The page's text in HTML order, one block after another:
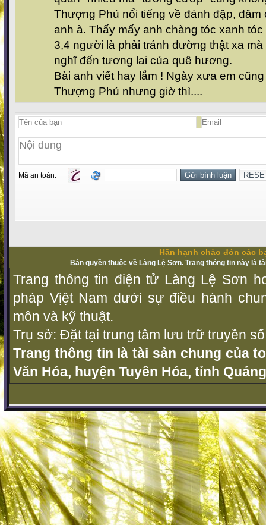
Thượng Phủ nổi tiếng về đánh đập, đâm
anh à. Thấy mấy anh chàng tóc xanh
3,4 người là phải tránh đường thật xa
nghĩ đến tương lai của quê hương.
Bài anh viết hay lắm ! Ngày xưa em
Thượng Phủ nhưng giờ thì....
Mã an toàn:
Hân hạnh chào đón các
Bản quyền thuộc về Làng Lệ Sơn. Trang thông tin này là
Trang thông tin điện tử Làng Lệ Sơn
pháp Vịệt Nam dưới sự điều hành
môn và kỹ thuật.
Trụ sở: Đặt tại trung tâm lưu trữ truyền
Trang thông tin là tài sản chung của
Văn Hóa, huyện Tuyên Hóa, tỉnh